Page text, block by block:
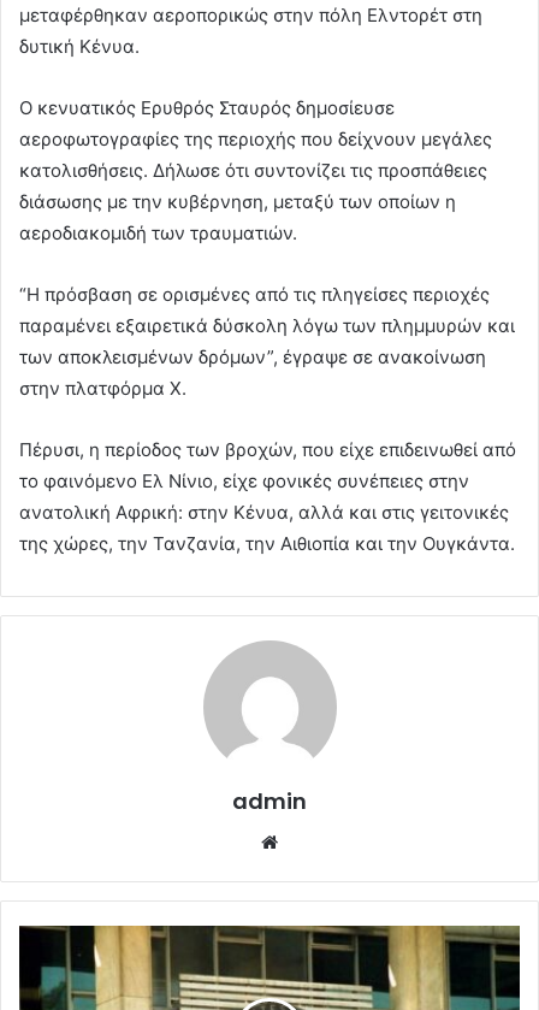
μεταφέρθηκαν αεροπορικώς στην πόλη Ελντορέτ στη
δυτική Κένυα.
Ο κενυατικός Ερυθρός Σταυρός δημοσίευσε
αεροφωτογραφίες της περιοχής που δείχνουν μεγάλες
κατολισθήσεις. Δήλωσε ότι συντονίζει τις προσπάθειες
διάσωσης με την κυβέρνηση, μεταξύ των οποίων η
αεροδιακομιδή των τραυματιών.
“Η πρόσβαση σε ορισμένες από τις πληγείσες περιοχές
παραμένει εξαιρετικά δύσκολη λόγω των πλημμυρών και
των αποκλεισμένων δρόμων”, έγραψε σε ανακοίνωση
στην πλατφόρμα X.
Πέρυσι, η περίοδος των βροχών, που είχε επιδεινωθεί από
το φαινόμενο Ελ Νίνιο, είχε φονικές συνέπειες στην
ανατολική Αφρική: στην Κένυα, αλλά και στις γειτονικές
της χώρες, την Τανζανία, την Αιθιοπία και την Ουγκάντα.
admin